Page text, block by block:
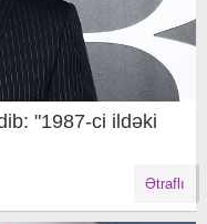
"1987-ci ildəki
Ətraflı